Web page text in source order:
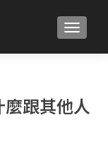
麼跟其他人